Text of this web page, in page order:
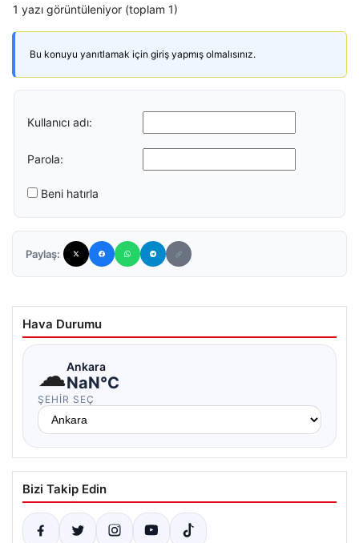
1 yazı görüntüleniyor (toplam 1)
Bu konuyu yanıtlamak için giriş yapmış olmalısınız.
Kullanıcı adı:
Parola:
Beni hatırla
Paylaş:
Hava Durumu
☁Ankara
NaN°C
ŞEHIR SEÇ
Bizi Takip Edin